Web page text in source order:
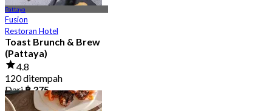
Pattaya
Fusion
Restoran Hotel
Toast Brunch & Brew
(Pattaya)
4.8
120 ditempah
Dari฿ 375